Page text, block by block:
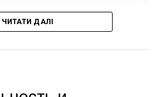
ЧИТАТИ ДАЛІ